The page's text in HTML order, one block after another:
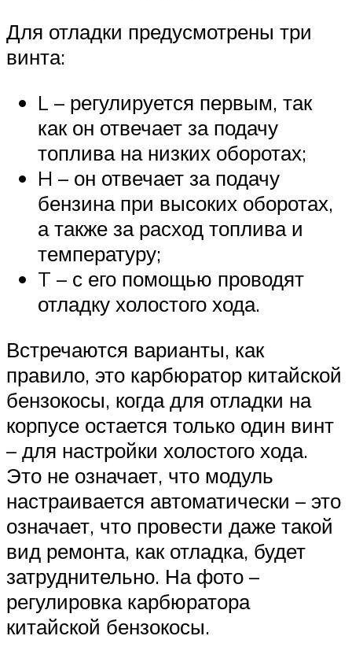
Для отладки предусмотрены три
винта:
L – регулируется первым, так
как он отвечает за подачу
топлива на низких оборотах;
H – он отвечает за подачу
бензина при высоких оборотах,
а также за расход топлива и
температуру;
T – с его помощью проводят
отладку холостого хода.
Встречаются варианты, как
правило, это карбюратор китайской
бензокосы, когда для отладки на
корпусе остается только один винт
– для настройки холостого хода.
Это не означает, что модуль
настраивается автоматически – это
означает, что провести даже такой
вид ремонта, как отладка, будет
затруднительно. На фото –
регулировка карбюратора
китайской бензокосы.